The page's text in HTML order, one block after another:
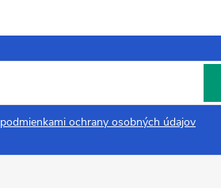
podmienkami ochrany osobných údajov